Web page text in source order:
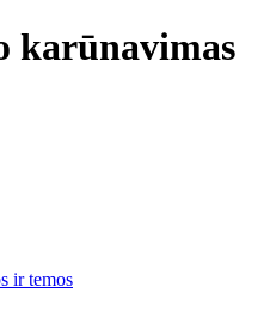
karūnavimas
ir temos